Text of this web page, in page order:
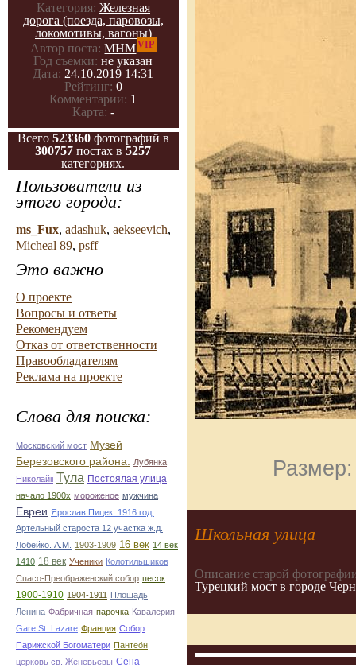
Категория: Железная
дорога (поезда, паровозы,
локомотивы, вагоны)
Автор поста: МНМVIP
Год съемки: не указан
Дата: 24.10.2019 14:31
Рейтинг: 0
Комментарии: 1
Карта: -
Всего 523360 фотографий в
300757 постах в5257
категориях.
Пользователи из
этого города:
ms_Fux, adashuk, aekseevich,
Micheal 89, psff
Это важно
О проекте
Вопросы и ответы
Рекомендуем
Отказ от ответственности
Правообладателям
Реклама на проекте
Слова для поиска:
Московский мост Музей
Березовского района. Лубянка
Николайii Тула Постоялая улица
начало 1900х мороженое мужчина
Евреи Ярослав Пицек .1916 год.
Артельный староста 12 участка ж.д.
Лобейко. А.М.
1903-1909 16 век 14 век
1410 18 век Ученики Колотильшиков
Спасо-Преображенский собор песок
1900-1910 1904-1911 Плошадь
Ленина Фабричная парочка Кавалерия
Gare St. Lazare Франция Собор
Парижской Богоматери Пантео́н
церковь св. Женевьевы Сена
Школьная улица
Описание старой
Турецкий мост в городе